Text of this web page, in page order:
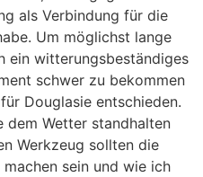
als Verbindung für die
Um möglichst lange
ein witterungsbeständiges
schwer zu bekommen
Douglasie entschieden.
dem Wetter standhalten
Werkzeug sollten die
sein und wie ich